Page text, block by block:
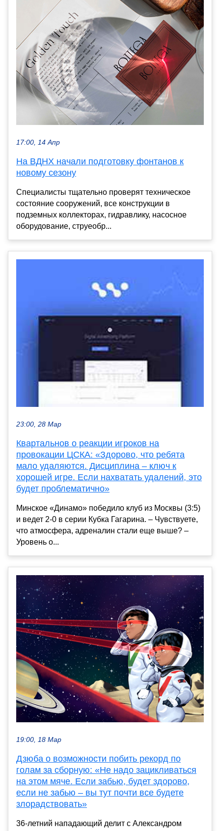
17:00, 14 Апр
На ВДНХ начали подготовку фонтанов к
новому сезону
Специалисты тщательно проверят техническое
состояние сооружений, все конструкции в
подземных коллекторах, гидравлику, насосное
оборудование, струеобр...
23:00, 28 Мар
Квартальнов о реакции игроков на
провокации ЦСКА: «Здорово, что ребята
мало удаляются. Дисциплина – ключ к
хорошей игре. Если нахватать удалений, это
будет проблематично»
Минское «Динамо» победило клуб из Москвы (3:5)
и ведет 2-0 в серии Кубка Гагарина. – Чувствуете,
что атмосфера, адреналин стали еще выше? –
Уровень о...
19:00, 18 Мар
Дзюба о возможности побить рекорд по
голам за сборную: «Не надо зацикливаться
на этом мяче. Если забью, будет здорово,
если не забью – вы тут почти все будете
злорадствовать»
36-летний нападающий делит с Александром